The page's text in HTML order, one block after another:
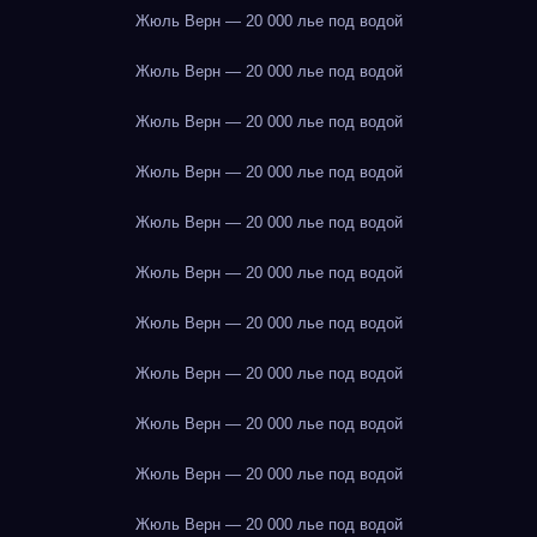
Жюль Верн — 20 000 лье под водой
Жюль Верн — 20 000 лье под водой
Жюль Верн — 20 000 лье под водой
Жюль Верн — 20 000 лье под водой
Жюль Верн — 20 000 лье под водой
Жюль Верн — 20 000 лье под водой
Жюль Верн — 20 000 лье под водой
Жюль Верн — 20 000 лье под водой
Жюль Верн — 20 000 лье под водой
Жюль Верн — 20 000 лье под водой
Жюль Верн — 20 000 лье под водой